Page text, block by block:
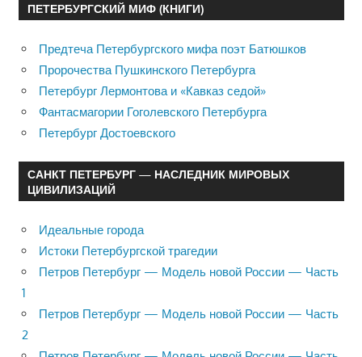
ПЕТЕРБУРГСКИЙ МИФ (КНИГИ)
Предтеча Петербургского мифа поэт Батюшков
Пророчества Пушкинского Петербурга
Петербург Лермонтова и «Кавказ седой»
Фантасмагории Гоголевского Петербурга
Петербург Достоевского
САНКТ ПЕТЕРБУРГ — НАСЛЕДНИК МИРОВЫХ
ЦИВИЛИЗАЦИЙ
Идеальные города
Истоки Петербургской трагедии
Петров Петербург — Модель новой России — Часть
1
Петров Петербург — Модель новой России — Часть
2